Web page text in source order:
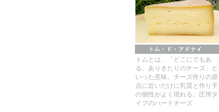
トムとは、「どこにでもあ
る、ありきたりのチーズ」と
いった意味。チーズ作りの原
点に近いだけに乳質と作り手
の個性がよく現れる。圧搾タ
イプのハードチーズ